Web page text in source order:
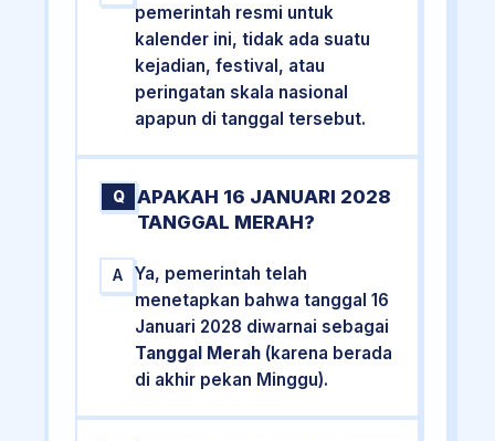
pemerintah resmi untuk
kalender ini, tidak ada suatu
kejadian, festival, atau
peringatan skala nasional
apapun di tanggal tersebut.
Q
APAKAH 16 JANUARI 2028
TANGGAL MERAH?
A
Ya, pemerintah telah
menetapkan bahwa tanggal 16
Januari 2028 diwarnai sebagai
Tanggal Merah (karena berada
di akhir pekan Minggu).